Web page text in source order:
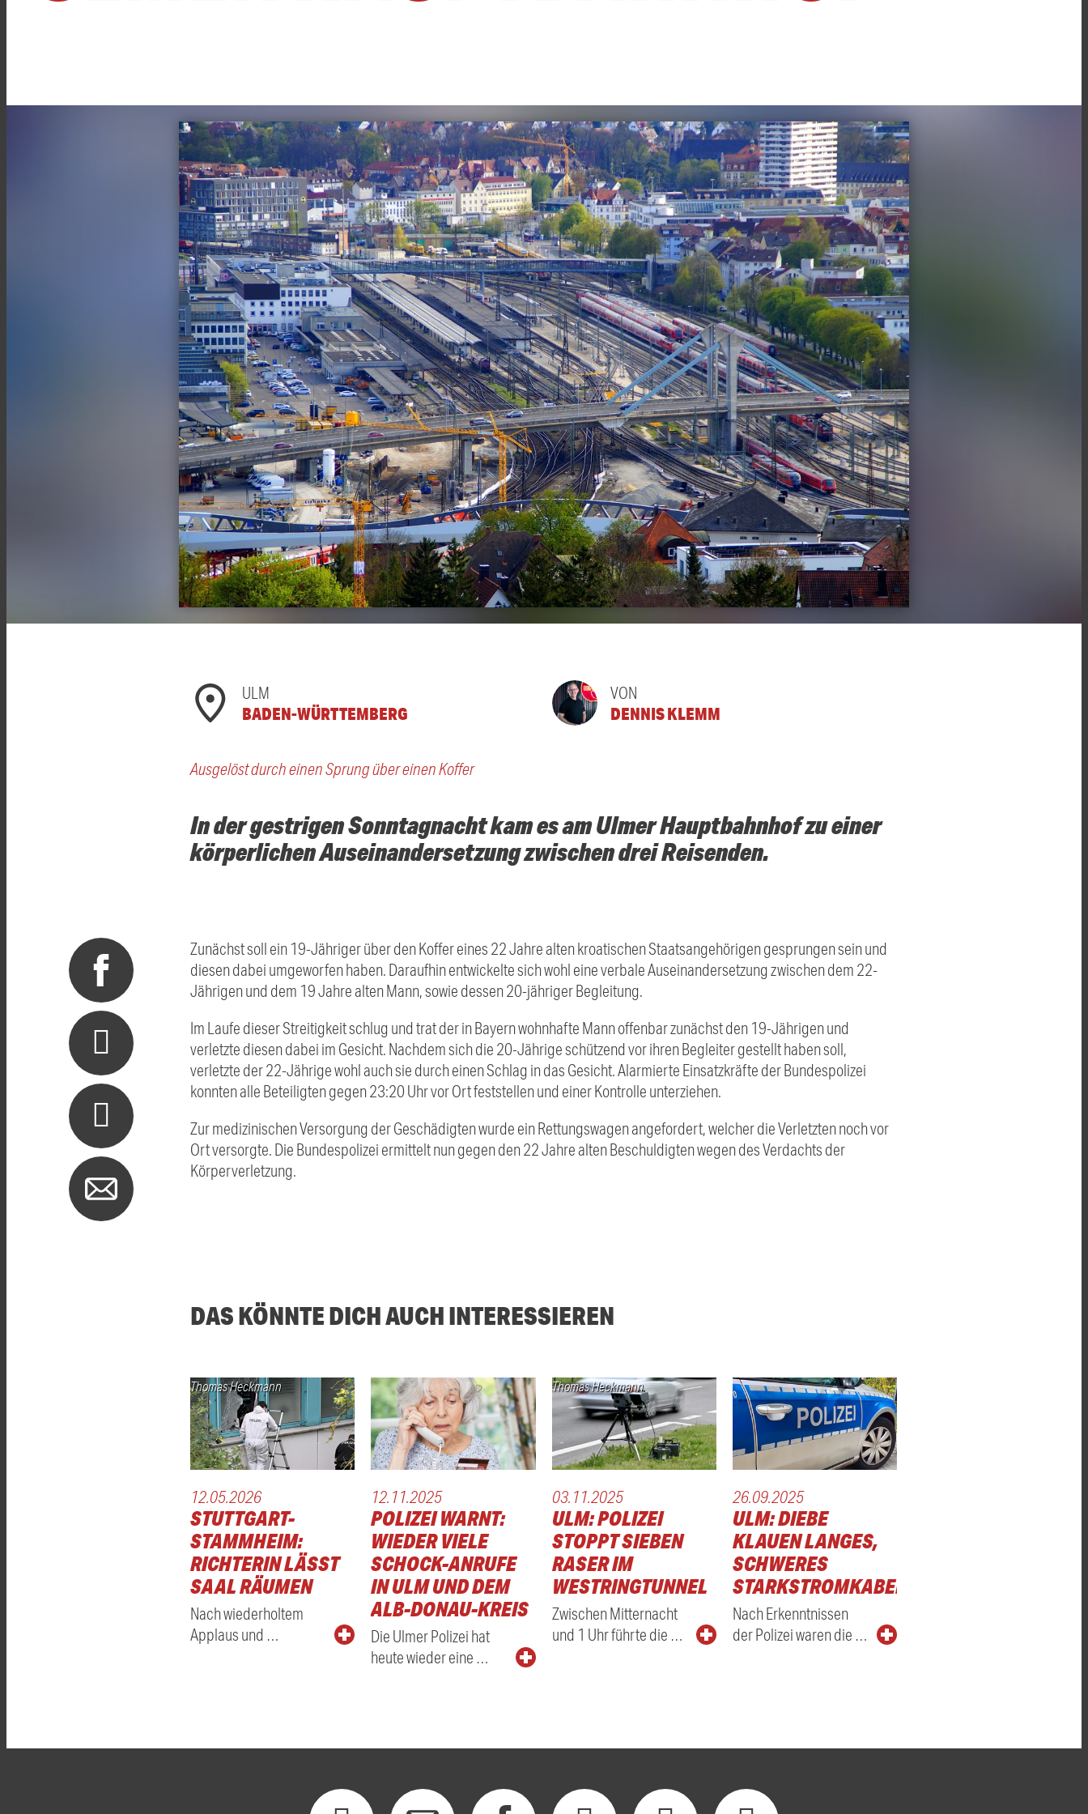
ULM
BADEN-WÜRTTEMBERG
VON
DENNIS KLEMM
Ausgelöst durch einen Sprung über einen Koffer
In der gestrigen Sonntagnacht kam es am Ulmer Hauptbahnhof zu einer
körperlichen Auseinandersetzung zwischen drei Reisenden.
Zunächst soll ein 19-Jähriger über den Koffer eines 22 Jahre alten kroatischen Staatsangehörigen gesprungen sein und
diesen dabei umgeworfen haben. Daraufhin entwickelte sich wohl eine verbale Auseinandersetzung zwischen dem 22-
Jährigen und dem 19 Jahre alten Mann, sowie dessen 20-jähriger Begleitung.
Im Laufe dieser Streitigkeit schlug und trat der in Bayern wohnhafte Mann offenbar zunächst den 19-Jährigen und
verletzte diesen dabei im Gesicht. Nachdem sich die 20-Jährige schützend vor ihren Begleiter gestellt haben soll,
verletzte der 22-Jährige wohl auch sie durch einen Schlag in das Gesicht. Alarmierte Einsatzkräfte der Bundespolizei
konnten alle Beteiligten gegen 23:20 Uhr vor Ort feststellen und einer Kontrolle unterziehen.
Zur medizinischen Versorgung der Geschädigten wurde ein Rettungswagen angefordert, welcher die Verletzten noch vor
Ort versorgte. Die Bundespolizei ermittelt nun gegen den 22 Jahre alten Beschuldigten wegen des Verdachts der
Körperverletzung.
DAS KÖNNTE DICH AUCH INTERESSIEREN
Thomas Heckmann
12.05.2026
STUTTGART-
STAMMHEIM:
RICHTERIN LÄSST
SAAL RÄUMEN
Nach wiederholtem
Applaus und …
12.11.2025
POLIZEI WARNT:
WIEDER VIELE
SCHOCK-ANRUFE
IN ULM UND DEM
ALB-DONAU-KREIS
Die Ulmer Polizei hat
heute wieder eine …
Thomas Heckmann
03.11.2025
ULM: POLIZEI
STOPPT SIEBEN
RASER IM
WESTRINGTUNNEL
Zwischen Mitternacht
und 1 Uhr führte die …
26.09.2025
ULM: DIEBE
KLAUEN LANGES,
SCHWERES
STARKSTROMKABEL
Nach Erkenntnissen
der Polizei waren die …